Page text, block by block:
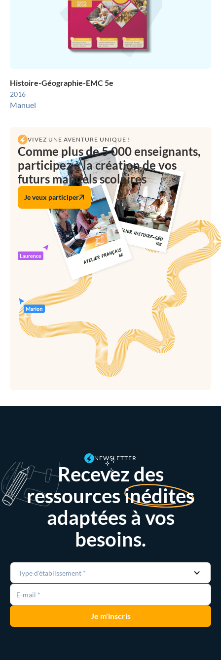
Histoire-Géographie-EMC 5e
2016
Manuel
VIVEZ UNE AVENTURE UNIQUE !
Comme plus de 5 000 enseignants,
participez à la création de vos
futurs manuels scolaires
Je veux participer
NEWSLETTER
Recevez des
ressourcesinédites
adaptées à vos
besoins.
Type d'établissement *